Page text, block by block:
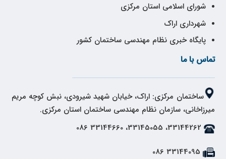
شورای اسلامی استان مرکزی
شهرداری اراک
پایگاه خبری نظام مهندسی ساختمان کشور
تماس با ما
ساختمان مرکزی: اراک، خیابان شهید شیرودی، نبش کوچه مریم
میرزاخانی، سازمان نظام مهندسی ساختمان استان مرکزی.
33144262، 33145055، 33144660 086
33144095 086